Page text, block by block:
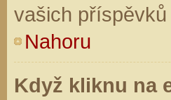
vašich
Nahoru
Když kliknu na